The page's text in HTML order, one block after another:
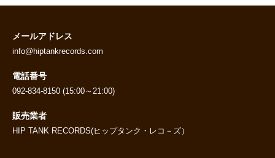
メールアドレス
info@hiptankrecords.com
電話番号
092-834-8150 (15:00～21:00)
販売業者
HIP TANK RECORDS(ヒップタンク・レコ－ズ）